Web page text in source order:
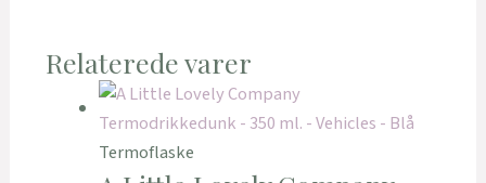
Relaterede varer
Termoflaske